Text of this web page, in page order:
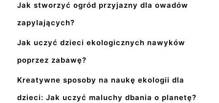
Jak stworzyć ogród przyjazny dla owadów
zapylających?
Jak uczyć dzieci ekologicznych nawyków
poprzez zabawę?
Kreatywne sposoby na naukę ekologii dla
dzieci: Jak uczyć maluchy dbania o planetę?